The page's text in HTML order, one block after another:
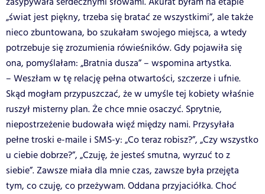
„świat jest piękny, trzeba się bratać ze wszystkimi”, ale także
nieco zbuntowana, bo szukałam swojego miejsca, a wtedy
potrzebuje się zrozumienia rówieśników. Gdy pojawiła się
ona, pomyślałam: „Bratnia dusza” – wspomina artystka.
– Weszłam w tę relację pełna otwartości, szczerze i ufnie.
Skąd mogłam przypuszczać, że w umyśle tej kobiety właśnie
ruszył misterny plan. Że chce mnie osaczyć. Sprytnie,
niepostrzeżenie budowała więź między nami. Przysyłała
pełne troski e-maile i SMS-y: „Co teraz robisz?”, „Czy wszystko
u ciebie dobrze?”, „Czuję, że jesteś smutna, wyrzuć to z
siebie”. Zawsze miała dla mnie czas, zawsze była przejęta
tym, co czuję, co przeżywam. Oddana przyjaciółka. Choć